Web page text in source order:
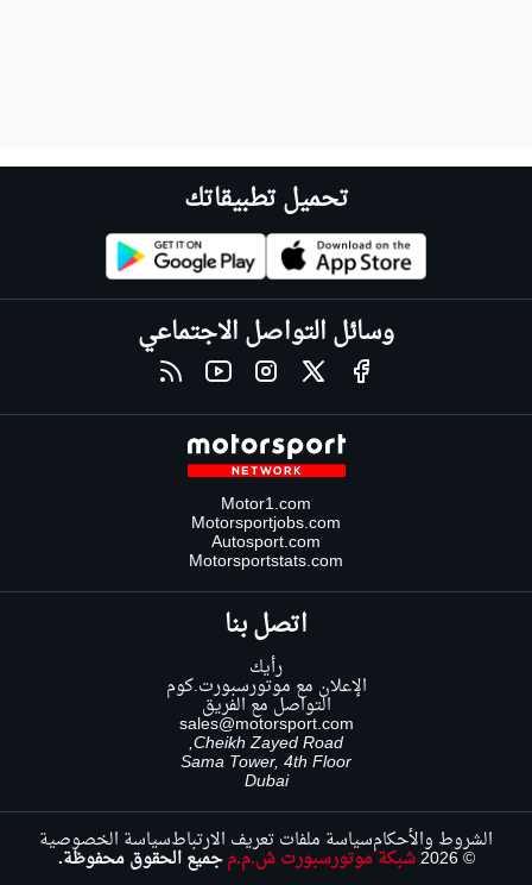
تحميل تطبيقاتك
وسائل التواصل الاجتماعي
Motor1.com
Motorsportjobs.com
Autosport.com
Motorsportstats.com
اتصل بنا
رأيك
الإعلان مع موتورسبورت.كوم
التواصل مع الفريق
sales@motorsport.com
Cheikh Zayed Road,
Sama Tower, 4th Floor
Dubai
© 2026 شبكة موتورسبورت ش.م.م جميع الحقوق محفوظة.
الشروط والأحكامسياسة ملفات تعريف الارتباطسياسة الخصوصية